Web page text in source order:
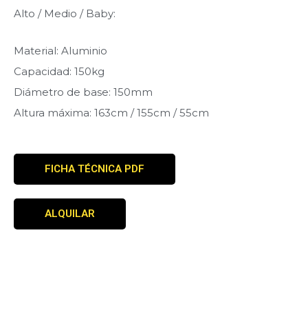
Alto / Medio / Baby:
Material: Aluminio
Capacidad: 150kg
Diámetro de base: 150mm
Altura máxima: 163cm / 155cm / 55cm
FICHA TÉCNICA PDF
ALQUILAR